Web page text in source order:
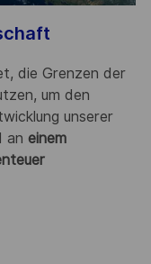
die Grenzen der
um den
unserer
an einem